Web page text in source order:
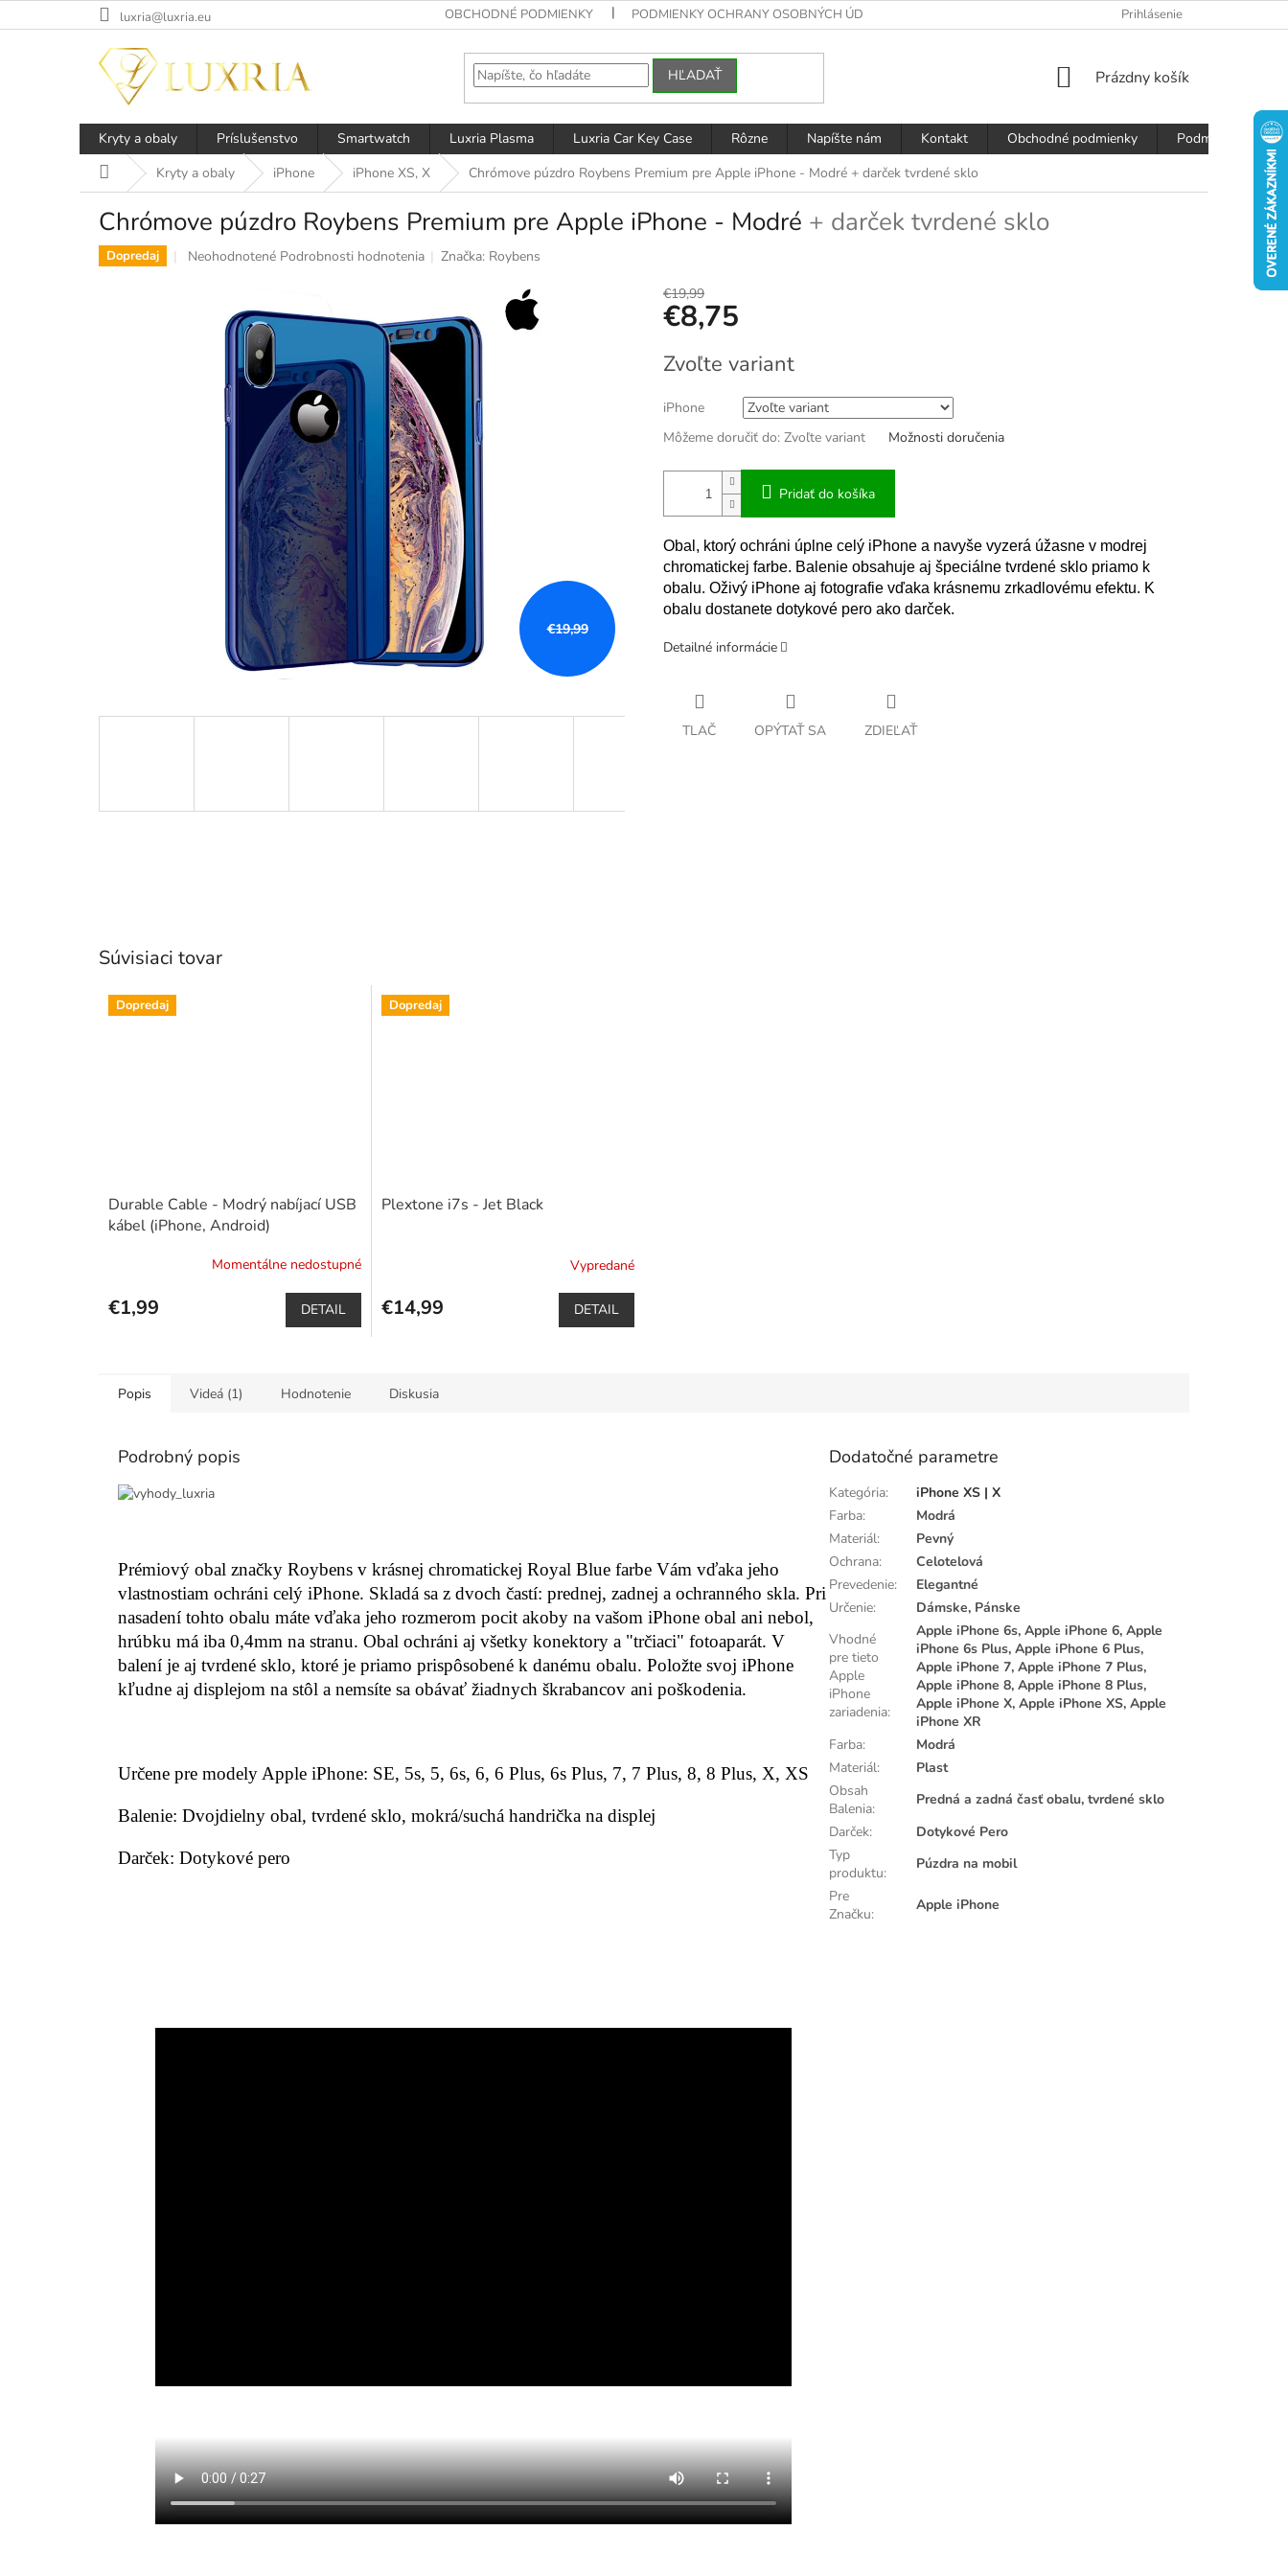
na
luxria@luxria.eu OBCHODNÉ PODMIENKY PODMIENKY OCHRANY OSOBNÝCH ÚDAJOV Prihlásenie
HĽADAŤ
NÁKUPNÝ
Prázdny košík
Kryty a obaly Príslušenstvo Smartwatch Luxria Plasma Luxria Car Key Case Rôzne Napíšte nám Kontakt Obchodné podmienky
Podmienky
DomovKryty a obaly iPhone iPhone XS, X Chrómove púzdro Roybens Premium pre Apple iPhone - Modré + darček tvrdené sklo
Chrómove púzdro Roybens Premium pre Apple iPhone - Modré + darček tvrdené sklo
Dopredaj
Priemerné
hviezdičiek.
Neohodnotené Podrobnosti hodnotenia Značka: Roybens
€19,99
€19,99
€8,75
cena:
Zvoľte variant
iPhone
Môžeme doručiť do: Zvoľte variant Možnosti doručenia
Pridať do košíka
Obal, ktorý ochráni úplne celý iPhone a navyše vyzerá úžasne v modrej
chromatickej farbe. Balenie obsahuje aj špeciálne tvrdené sklo priamo k
obalu. Oživý iPhone aj fotografie vďaka krásnemu zrkadlovému efektu. K
obalu dostanete dotykové pero ako darček.
Detailné informácie
TLAČ OPÝTAŤ SA ZDIEĽAŤ
Súvisiaci tovar
Dopredaj
Durable Cable - Modrý nabíjací USB
kábel (iPhone, Android)
Momentálne nedostupné
€1,99 DETAIL
Dopredaj
Plextone i7s - Jet Black
Vypredané
€14,99 DETAIL
Popis Videá (1) Hodnotenie Diskusia
Podrobný popis
Prémiový obal značky Roybens v krásnej chromatickej Royal Blue farbe Vám vďaka jeho
vlastnostiam ochráni celý iPhone. Skladá sa z dvoch častí: prednej, zadnej a ochranného skla. Pri
nasadení tohto obalu máte vďaka jeho rozmerom pocit akoby na vašom iPhone obal ani nebol,
hrúbku má iba 0,4mm na stranu. Obal ochráni aj všetky konektory a "trčiaci" fotoaparát. V
balení je aj tvrdené sklo, ktoré je priamo prispôsobené k danému obalu. Položte svoj iPhone
kľudne aj displejom na stôl a nemsíte sa obávať žiadnych škrabancov ani poškodenia.
Určene pre modely Apple iPhone: SE, 5s, 5, 6s, 6, 6 Plus, 6s Plus, 7, 7 Plus, 8, 8 Plus, X, XS
Balenie: Dvojdielny obal, tvrdené sklo, mokrá/suchá handrička na displej
Darček: Dotykové pero
Dodatočné parametre
Kategória:
iPhone XS | X
Farba:
Modrá
Materiál:
Pevný
Ochrana:
Celotelová
Prevedenie:
Elegantné
Určenie:
Dámske, Pánske
Vhodné
pre tieto
Apple
iPhone
zariadenia:
Apple iPhone 6s, Apple iPhone 6, Apple
iPhone 6s Plus, Apple iPhone 6 Plus,
Apple iPhone 7, Apple iPhone 7 Plus,
Apple iPhone 8, Apple iPhone 8 Plus,
Apple iPhone X, Apple iPhone XS, Apple
iPhone XR
Farba:
Modrá
Materiál:
Plast
Obsah
Balenia:
Predná a zadná časť obalu, tvrdené sklo
Darček:
Dotykové Pero
Typ
produktu:
Púzdra na mobil
Pre
Značku:
Apple iPhone